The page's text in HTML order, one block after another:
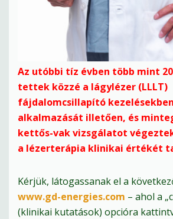
Az utóbbi tíz évben több mint
tettek közzé a lágylézer (LLLT)
fájdalomcsillapító
alkalmazását illetően, és
kettős-vak vizsgálatot
a lézerterápia klinikai értékét
Kérjük, látogassanak el a
www.gd-energies.com – ahol a
(klinikai kutatások) opcióra